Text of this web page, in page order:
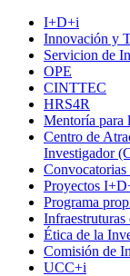
I+D+i
Innovación y
Servicion de
OPE
CINTTEC
HRS4R
Mentoría para
Centro de
Investigador
Proyectos
Programa
Ética de la
Comisión de
UCC+i